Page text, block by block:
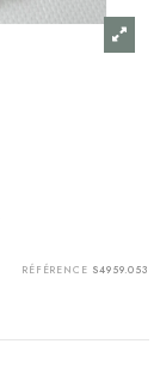
RÉFÉRENCE S4959.053